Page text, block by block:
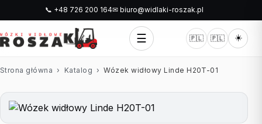
📞 +48 726 200 164✉ biuro@widlaki-roszak.pl
☰ 🇵🇱 🇵🇱 ☀️
Strona główna › Katalog ›Wózek widłowy Linde H20T-01